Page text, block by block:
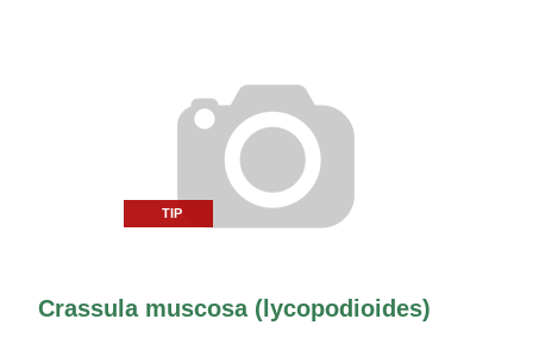
TIP
Crassula muscosa (lycopodioides)